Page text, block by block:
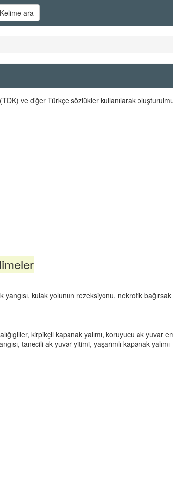
Kelime ara
ve diğer Türkçe sözlükler kullanılarak
kulak yolunun rezeksiyonu, nekrotik bağırsak
kirpikçil kapanak yalımı, koruyucu ak yuvar
tanecili ak yuvar yitimi, yaşarımlı kapanak yalımı